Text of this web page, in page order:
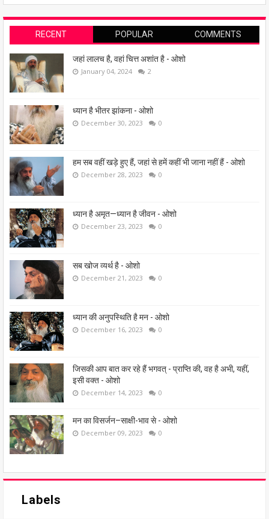
RECENT POPULAR COMMENTS
जहां लालच है, वहां चित्त अशांत है - ओशो
January 04, 2024 2
ध्यान है भीतर झांकना - ओशो
December 30, 2023 0
हम सब वहीं खड़े हुए हैं, जहां से हमें कहीं भी जाना नहीं हैं - ओशो
December 28, 2023 0
ध्यान है अमृत—ध्यान है जीवन - ओशो
December 23, 2023 0
सब खोज व्यर्थ है - ओशो
December 21, 2023 0
ध्यान की अनुपस्थिति है मन - ओशो
December 16, 2023 0
जिसकी आप बात कर रहे हैं भगवत् - प्राप्ति की, वह है अभी, यहीं,
इसी वक्त - ओशो
December 14, 2023 0
मन का विसर्जन–साक्षी-भाव से - ओशो
December 09, 2023 0
Labels